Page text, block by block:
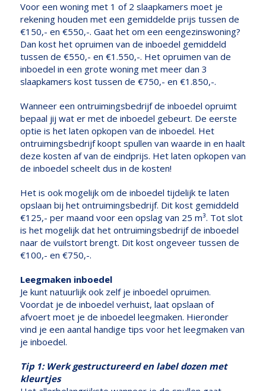
Voor een woning met 1 of 2 slaapkamers moet je
rekening houden met een gemiddelde prijs tussen de
€150,- en €550,-. Gaat het om een eengezinswoning?
Dan kost het opruimen van de inboedel gemiddeld
tussen de €550,- en €1.550,-. Het opruimen van de
inboedel in een grote woning met meer dan 3
slaapkamers kost tussen de €750,- en €1.850,-.
Wanneer een ontruimingsbedrijf de inboedel opruimt
bepaal jij wat er met de inboedel gebeurt. De eerste
optie is het laten opkopen van de inboedel. Het
ontruimingsbedrijf koopt spullen van waarde in en haalt
deze kosten af van de eindprijs. Het laten opkopen van
de inboedel scheelt dus in de kosten!
Het is ook mogelijk om de inboedel tijdelijk te laten
opslaan bij het ontruimingsbedrijf. Dit kost gemiddeld
€125,- per maand voor een opslag van 25 m³. Tot slot
is het mogelijk dat het ontruimingsbedrijf de inboedel
naar de vuilstort brengt. Dit kost ongeveer tussen de
€100,- en €750,-.
Leegmaken inboedel
Je kunt natuurlijk ook zelf je inboedel opruimen.
Voordat je de inboedel verhuist, laat opslaan of
afvoert moet je de inboedel leegmaken. Hieronder
vind je een aantal handige tips voor het leegmaken van
je inboedel.
Tip 1: Werk gestructureerd en label dozen met
kleurtjes